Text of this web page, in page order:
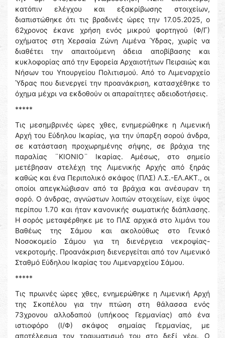
κατόπιν ελέγχου και εξακρίβωσης στοιχείων,
διαπιστώθηκε ότι τις βραδινές ώρες την 17.05.2025, ο
62χρονος έκανε χρήση ενός μικρού φορτηγού (Φ/Γ)
οχήματος στη Χερσαία Ζώνη Λιμένα Ύδρας, χωρίς να
διαθέτει την απαιτούμενη άδεια αποβίβασης και
κυκλοφορίας από την Εφορεία Αρχαιοτήτων Πειραιώς και
Νήσων του Υπουργείου Πολιτισμού. Από το Λιμεναρχείο
Ύδρας που διενεργεί την προανάκριση, κατασχέθηκε το
όχημα μέχρι να εκδοθούν οι απαραίτητες αδειοδοτήσεις.
*****
Τις μεσημβρινές ώρες χθες, ενημερώθηκε η Λιμενική
Αρχή του Εύδηλου Ικαρίας, για την ύπαρξη σορού άνδρα,
σε κατάσταση προχωρημένης σήψης, σε βράχια της
παραλίας ¨ΚΙΟΝΙΟ¨ Ικαρίας. Αμέσως, στο σημείο
μετέβησαν στελέχη της Λιμενικής Αρχής από ξηράς
καθώς και ένα Περιπολικό σκάφος (ΠΛΣ) Λ.Σ.-ΕΛ.ΑΚΤ., οι
οποίοι απεγκλώβισαν από τα βράχια και ανέσυραν τη
σορό. Ο άνδρας, αγνώστων λοιπών στοιχείων, είχε ύψος
περίπου 1.70 και ήταν κανονικής σωματικής διάπλασης.
Η σορός μεταφέρθηκε με το ΠΛΣ αρχικά στο λιμάνι του
Βαθέως της Σάμου και ακολούθως στο Γενικό
Νοσοκομείο Σάμου για τη διενέργεια νεκροψίας-
νεκροτομής. Προανάκριση διενεργείται από τον Λιμενικό
Σταθμό Εύδηλου Ικαρίας του Λιμεναρχείου Σάμου.
*****
Τις πρωινές ώρες χθες, ενημερώθηκε η Λιμενική Αρχή
της Σκοπέλου για την πτώση στη θάλασσα ενός
73χρονου αλλοδαπού (υπήκοος Γερμανίας) από ένα
ιστιοφόρο (Ι/Φ) σκάφος σημαίας Γερμανίας, με
αποτέλεσμα τον τραυματισμό του στο δεξί χέρι. Ο